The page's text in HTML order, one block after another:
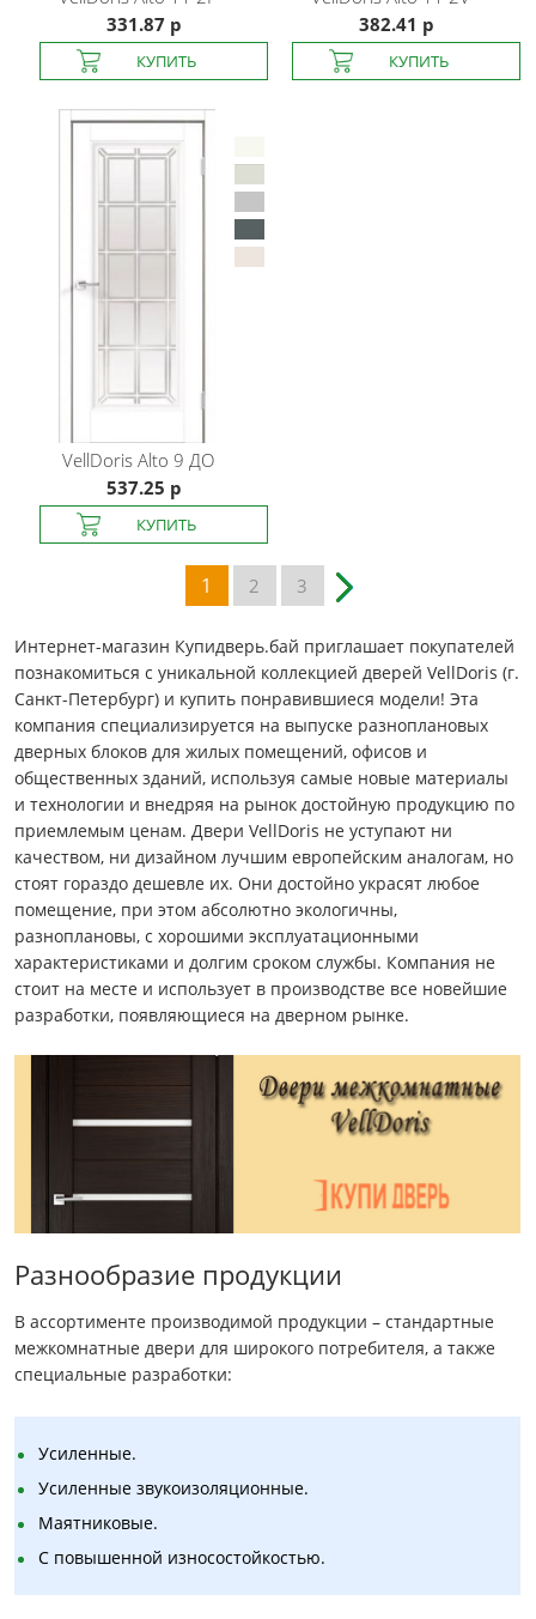
331.87 р
382.41 р
VellDoris Alto 9 ДО
537.25 р
1 2 3
Интернет-магазин Купидверь.бай приглашает покупателей
познакомиться с уникальной коллекцией дверей VellDoris (г.
Санкт-Петербург) и купить понравившиеся модели! Эта
компания специализируется на выпуске разноплановых
дверных блоков для жилых помещений, офисов и
общественных зданий, используя самые новые материалы
и технологии и внедряя на рынок достойную продукцию по
приемлемым ценам. Двери VellDoris не уступают ни
качеством, ни дизайном лучшим европейским аналогам, но
стоят гораздо дешевле их. Они достойно украсят любое
помещение, при этом абсолютно экологичны,
разноплановы, с хорошими эксплуатационными
характеристиками и долгим сроком службы. Компания не
стоит на месте и использует в производстве все новейшие
разработки, появляющиеся на дверном рынке.
Разнообразие продукции
В ассортименте производимой продукции – стандартные
межкомнатные двери для широкого потребителя, а также
специальные разработки:
Усиленные.
Усиленные звукоизоляционные.
Маятниковые.
С повышенной износостойкостью.